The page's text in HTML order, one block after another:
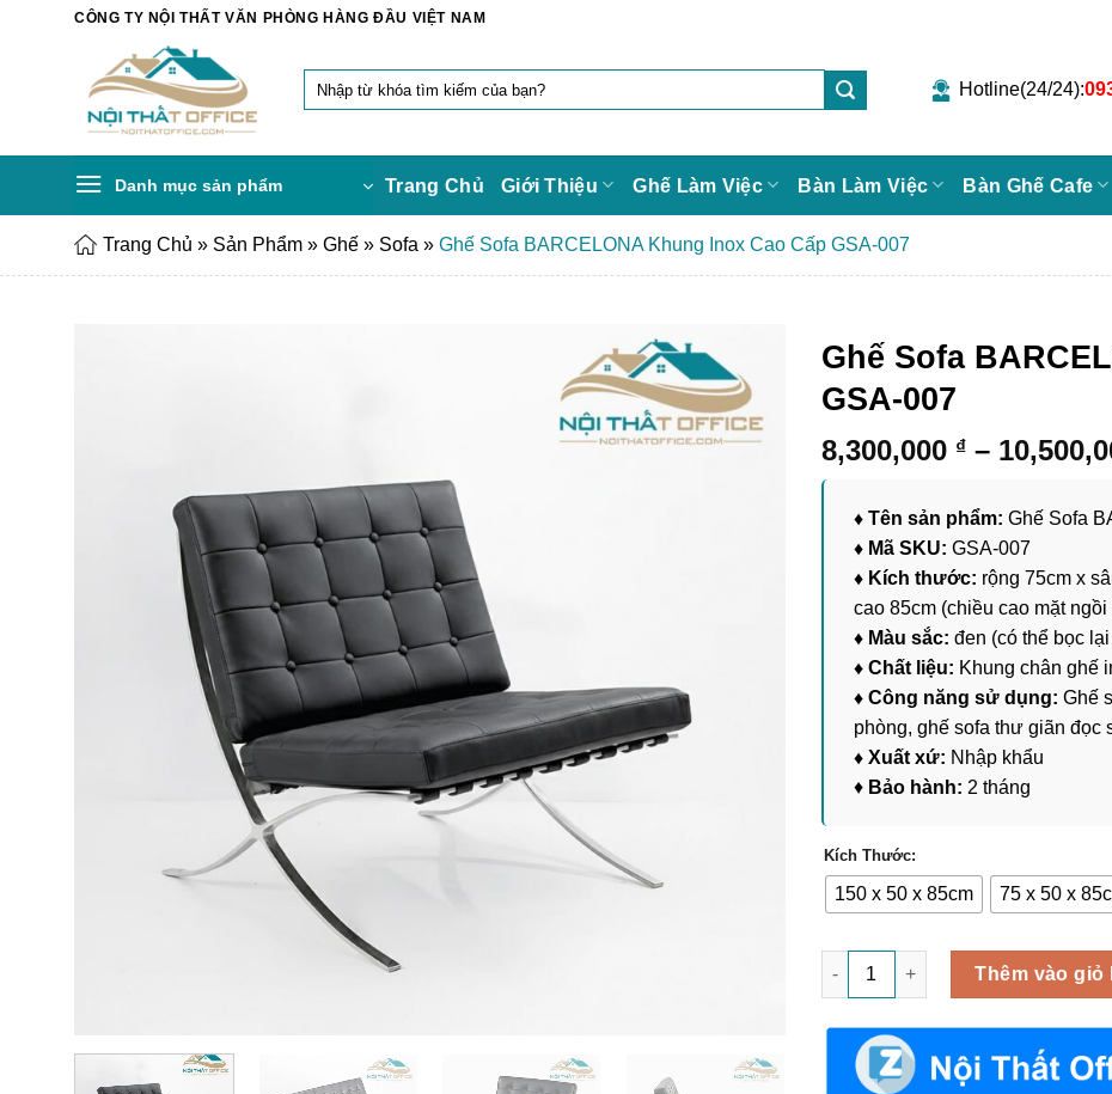
CÔNG TY NỘI THẤT VĂN PHÒNG HÀNG ĐẦU VIỆT NAM
kiếm:
Hotline(24/24):
Danh mục sản phẩm Trang Chủ Giới Thiệu Ghế Làm Việc Bàn Làm Việc Bàn Ghế Cafe
Trang Chủ » Sản Phẩm » Ghế » Sofa » Ghế Sofa BARCELONA Khung Inox Cao Cấp GSA-007
Ghế Sofa
GSA-007
8,300,000 ₫ –
♦ Tên sản phẩm: Ghế Sofa
♦ Mã SKU: GSA-007
♦ Kích thước: rộng 75cm x
cao 85cm (chiều cao mặt
♦ Màu sắc: đen (có thể bọc
♦ Chất liệu: Khung chân ghế
♦ Công năng sử dụng: Ghế
phòng, ghế sofa thư giãn
♦ Xuất xứ: Nhập khẩu
♦ Bảo hành: 2 tháng
Kích Thước:
150 x 50 x 85cm 75 x 50 x
Ghế Sofa BARCELONA Khung
Thêm vào giỏ